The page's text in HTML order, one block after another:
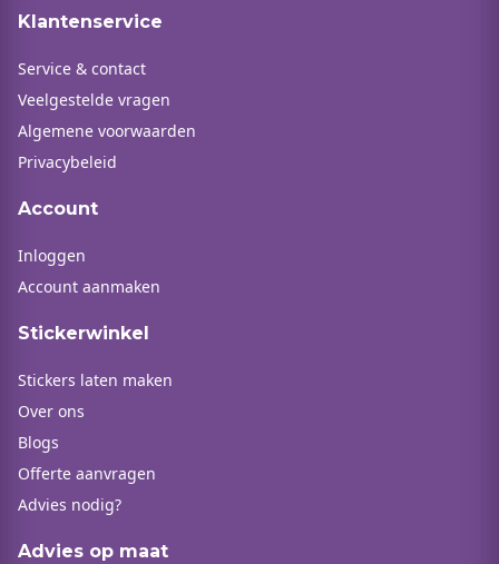
Klantenservice
Service & contact
Veelgestelde vragen
Algemene voorwaarden
Privacybeleid
Account
Inloggen
Account aanmaken
Stickerwinkel
Stickers laten maken
Over ons
Blogs
Offerte aanvragen
Advies nodig?
Advies op maat